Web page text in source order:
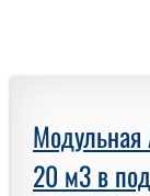
Модульная
20 м3 в